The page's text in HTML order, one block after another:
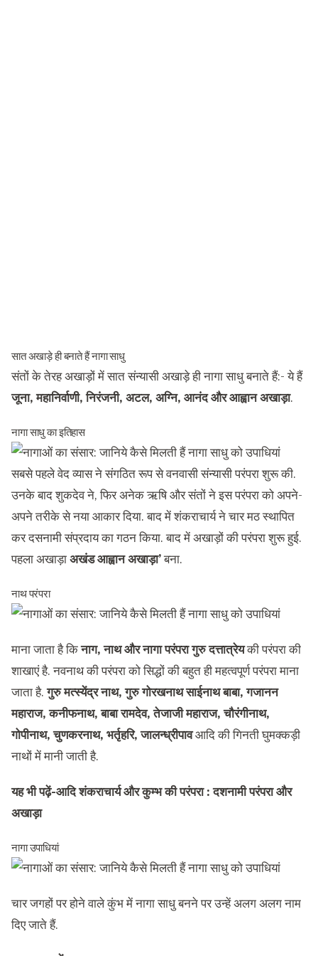
सात अखाड़े ही बनाते हैं नागा साधु
संतों के तेरह अखाड़ों में सात संन्यासी अखाड़े ही नागा साधु बनाते हैं:- ये हैं
जूना, महानिर्वाणी, निरंजनी, अटल, अग्नि, आनंद और आह्वान अखाड़ा.
नागा साधु का इतिहास
सबसे पहले वेद व्यास ने संगठित रूप से वनवासी संन्यासी परंपरा शुरू की.
उनके बाद शुकदेव ने, फिर अनेक ऋषि और संतों ने इस परंपरा को अपने-
अपने तरीके से नया आकार दिया. बाद में शंकराचार्य ने चार मठ स्थापित
कर दसनामी संप्रदाय का गठन किया. बाद में अखाड़ों की परंपरा शुरू हुई.
पहला अखाड़ाअखंड आह्वान अखाड़ा’बना.
नाथ परंपरा
माना जाता है किनाग, नाथ और नागा परंपरा गुरु दत्तात्रेयकी परंपरा की
शाखाएं है. नवनाथ की परंपरा को सिद्धों की बहुत ही महत्वपूर्ण परंपरा माना
जाता है.गुरु मत्स्येंद्र नाथ, गुरु गोरखनाथ साईनाथ बाबा, गजानन
महाराज, कनीफनाथ, बाबा रामदेव, तेजाजी महाराज, चौरंगीनाथ,
गोपीनाथ, चुणकरनाथ, भर्तृहरि, जालन्ध्रीपावआदि की गिनती घुमक्कड़ी
नाथों में मानी जाती है.
यह भी पढ़ें-आदि शंकराचार्य और कुम्भ की परंपरा : दशनामी परंपरा और
अखाड़ा
नागा उपाधियां
चार जगहों पर होने वाले कुंभ में नागा साधु बनने पर उन्हें अलग अलग नाम
दिए जाते हैं.